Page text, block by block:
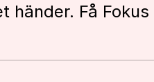
händer. Få Fokus